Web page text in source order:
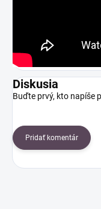
Diskusia
Buďte prvý, kto napíše
Pridať komentár